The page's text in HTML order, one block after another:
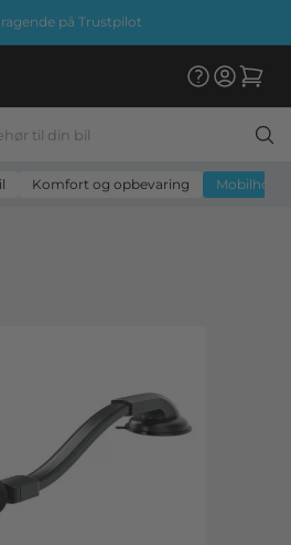
på Trustpilot
Komfort og opbevaring